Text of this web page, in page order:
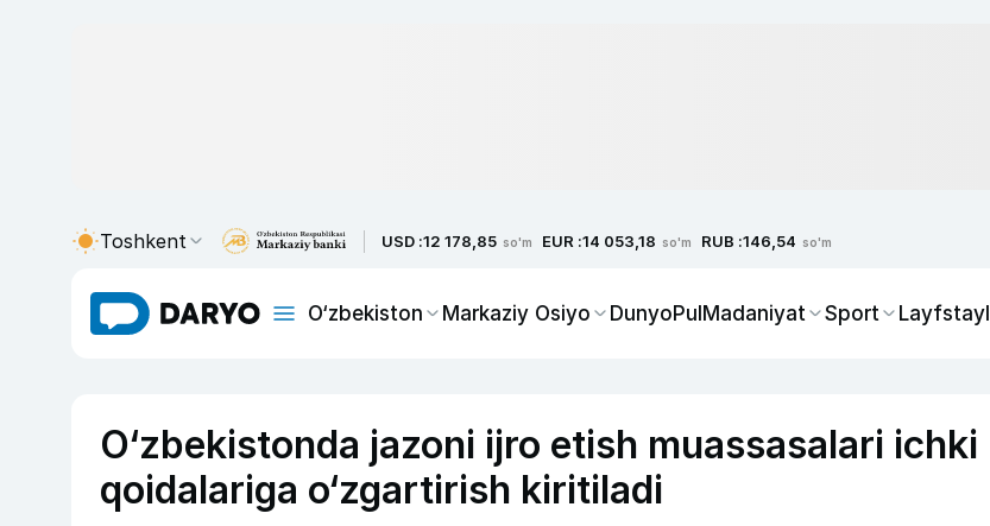
Toshkent USD :12 178,85 so'm EUR :14 053,18 so'm RUB :146,54 so'm
O‘zbekiston Markaziy Osiyo DunyoPulMadaniyat Sport Layfstayl
O‘zbekistonda jazoni ijro etish muassasalari ichki
qoidalariga o‘zgartirish kiritiladi